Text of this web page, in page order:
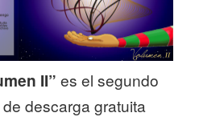
II” es el segundo
descarga gratuita